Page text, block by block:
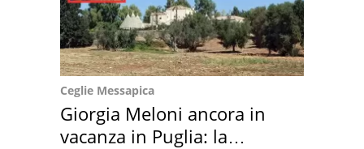
Ceglie Messapica
Giorgia Meloni ancora in
vacanza in Puglia: la